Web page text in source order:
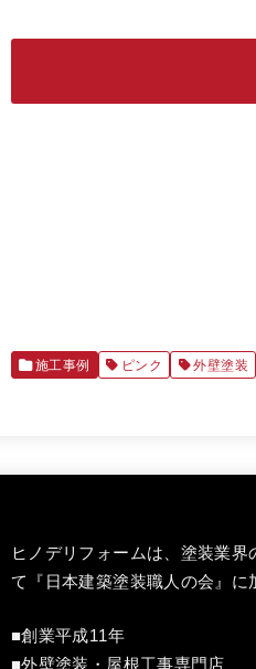
施工事例 ピンク 外壁塗装
ヒノデリフォームは、塗装業界
て『 日本建築塗装職人の会 』に
■創業平成11年
■外壁塗装・屋根工事専門店